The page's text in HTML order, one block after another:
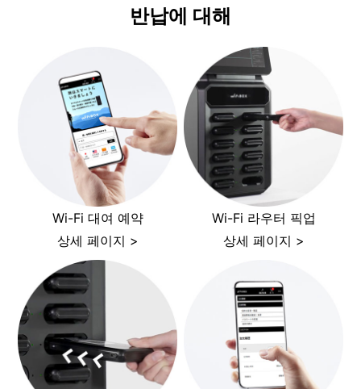
반납에 대해
Wi-Fi 대여 예약
상세 페이지 >
Wi-Fi 라우터 픽업
상세 페이지 >